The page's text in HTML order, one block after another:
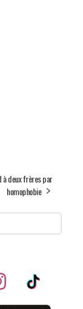
à deux frères par
homophobie